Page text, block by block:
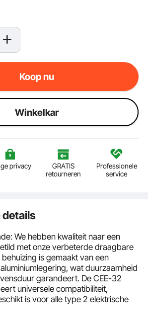
Koop nu
Winkelkar
privacy
GRATIS
retourneren
Professionele
service
details
We hebben kwaliteit naar een
met onze verbeterde draagbare
behuizing is gemaakt van een
wat duurzaamheid
garandeert. De CEE-32
universele compatibiliteit,
is voor alle type 2 elektrische
onze Type 2 draagbare